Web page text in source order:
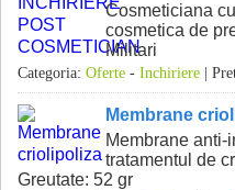
Cosmeticiana
cosmetica de
Militari
Categoria: Oferte - Inchiriere |
Membrane
Membrane anti-
tratamentul de
Greutate: 52 gr